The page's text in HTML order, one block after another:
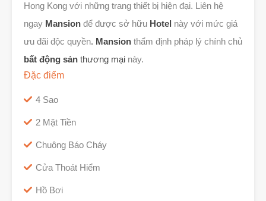
Hong Kong với những trang thiết bị hiện đại. Liên hệ
ngay Mansion để được sở hữu Hotel này với mức giá
ưu đãi độc quyền. Mansion thẩm định pháp lý chính chủ
bất động sản thương mại này.
Đặc điểm
4 Sao
2 Mặt Tiền
Chuông Báo Cháy
Cửa Thoát Hiểm
Hồ Bơi